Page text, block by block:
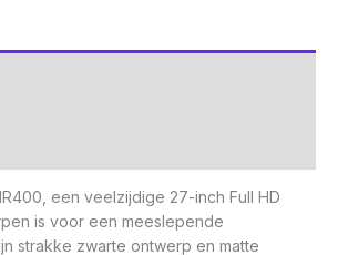
een veelzijdige 27-inch Full HD
is voor een meeslepende
strakke zwarte ontwerp en matte